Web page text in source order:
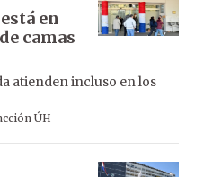
en
camas
atienden incluso en los
ÚH